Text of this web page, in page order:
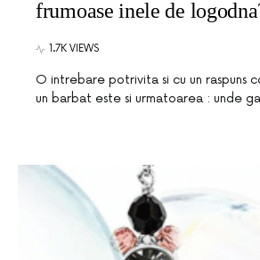
frumoase inele de
1.7K VIEWS
O intrebare potrivita si cu un raspuns
un barbat este si urmatoarea : unde